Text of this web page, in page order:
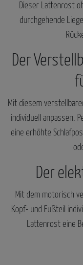
Dieser Lattenrost
durchgehende
Der
Mit diesem
individuell anpassen.
eine erhöhte
Der
Mit dem motorisch
Kopf- und Fußteil
Lattenrost eine